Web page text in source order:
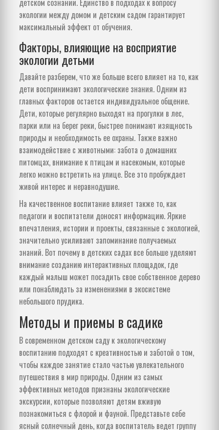
детском сознании. Единство в подходах к вопросу
экологии между домом и детским садом гарантирует
максимальный эффект от обучения.
Факторы, влияющие на восприятие
экологии детьми
Давайте разберем, что же больше всего влияет на то, как
дети воспринимают экологические знания. Одним из
главных факторов остается индивидуальное общение.
Дети, которые регулярно выходят на прогулки в лес,
парки или на берег реки, быстрее понимают изящность
природы и необходимость ее охраны. Также важно
взаимодействие с животными: забота о домашних
питомцах, внимание к птицам и насекомым, которые
легко можно встретить на улице. Все это пробуждает
живой интерес и неравнодушие.
На качественное воспитание влияет также то, как
педагоги и воспитатели доносят информацию. Яркие
впечатления, истории и проекты, связанные с экологией,
значительно усиливают запоминание получаемых
знаний. Вот почему в детских садах все больше уделяют
внимание созданию интерактивных площадок, где
каждый малыш может посадить свое собственное дерево
или понаблюдать за изменениями в экосистеме
небольшого прудика.
Методы и приемы в садике
В современном детском саду к экологическому
воспитанию подходят с креативностью и заботой о том,
чтобы каждое занятие стало частью увлекательного
путешествия в мир природы. Одним из самых
эффективных методов признаны экологические
экскурсии, которые позволяют детям вживую
познакомиться с флорой и фауной. Представьте себе
ясный солнечный день, когда воспитатель ведет группу